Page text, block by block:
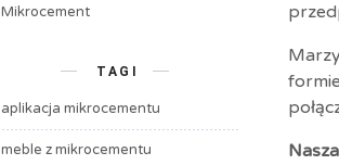
Mikrocement
TAGI
aplikacja mikrocementu
meble z mikrocementu